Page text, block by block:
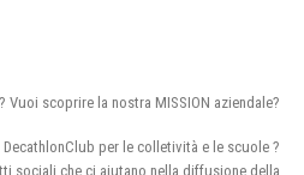
Vuoi scoprire la nostra MISSION aziendale?
per le colletività e le scuole ?
sociali che ci aiutano nella diffusione della